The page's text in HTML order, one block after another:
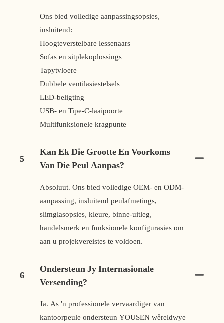
Ons bied volledige aanpassingsopsies,
insluitend:
Hoogteverstelbare lessenaars
Sofas en sitplekoplossings
Tapytvloere
Dubbele ventilasiestelsels
LED-beligting
USB- en Tipe-C-laaipoorte
Multifunksionele kragpunte
5
Kan Ek Die Grootte En Voorkoms
Van Die Peul Aanpas?
Absoluut. Ons bied volledige OEM- en ODM-
aanpassing, insluitend peulafmetings,
slimglasopsies, kleure, binne-uitleg,
handelsmerk en funksionele konfigurasies om
aan u projekvereistes te voldoen.
6
Ondersteun Jy Internasionale
Versending?
Ja. As 'n professionele vervaardiger van
kantoorpeule ondersteun YOUSEN wêreldwye